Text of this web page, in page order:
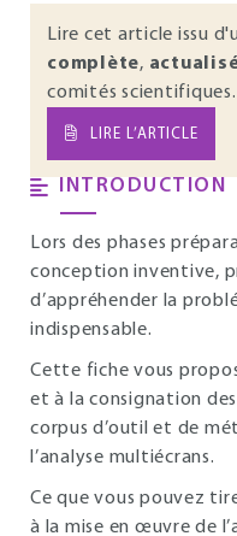
Lire cet article issu
complète,
comités scientifiques.
LIRE L’ARTICLE
INTRODUCTION
Lors des phases
conception inventive,
d’appréhender la
indispensable.
Cette fiche vous
et à la consignation
corpus d’outil et de
l’analyse multiécrans.
Ce que vous pouvez
à la mise en œuvre de